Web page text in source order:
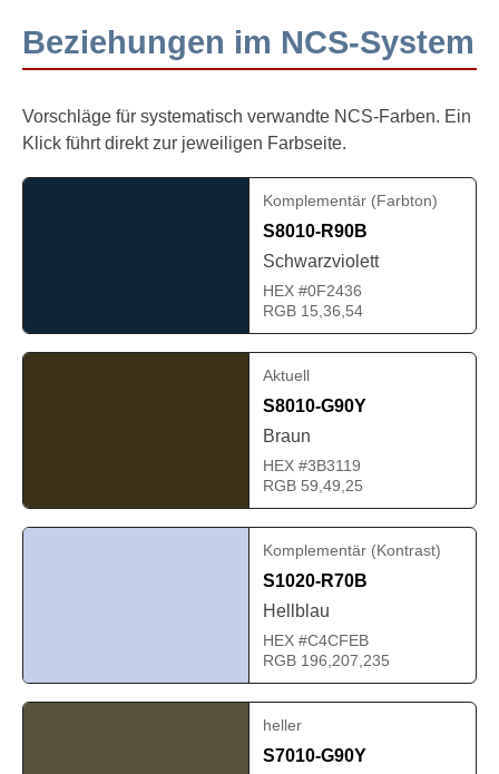
Beziehungen im NCS-System
Vorschläge für systematisch verwandte NCS-Farben. Ein
Klick führt direkt zur jeweiligen Farbseite.
Komplementär (Farbton)
S8010-R90B
Schwarzviolett
HEX #0F2436
RGB 15,36,54
Aktuell
S8010-G90Y
Braun
HEX #3B3119
RGB 59,49,25
Komplementär (Kontrast)
S1020-R70B
Hellblau
HEX #C4CFEB
RGB 196,207,235
heller
S7010-G90Y